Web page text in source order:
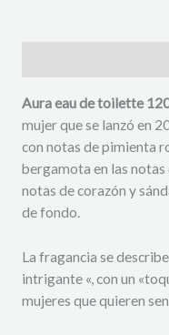
Aura eau de toilette
mujer que se lanzó en
con notas de pimienta
bergamota en las notas
notas de corazón y
de fondo.
La fragancia se
intrigante «, con un
mujeres que quieren